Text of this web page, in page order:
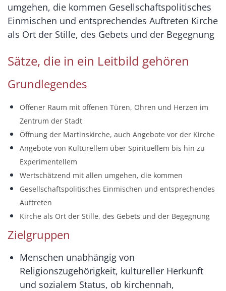
umgehen, die kommen Gesellschaftspolitisches
Einmischen und entsprechendes Auftreten Kirche
als Ort der Stille, des Gebets und der Begegnung
Sätze, die in ein Leitbild gehören
Grundlegendes
Offener Raum mit offenen Türen, Ohren und Herzen im
Zentrum der Stadt
Öffnung der Martinskirche, auch Angebote vor der Kirche
Angebote von Kulturellem über Spirituellem bis hin zu
Experimentellem
Wertschätzend mit allen umgehen, die kommen
Gesellschaftspolitisches Einmischen und entsprechendes
Auftreten
Kirche als Ort der Stille, des Gebets und der Begegnung
Zielgruppen
Menschen unabhängig von
Religionszugehörigkeit, kultureller Herkunft
und sozialem Status, ob kirchennah,